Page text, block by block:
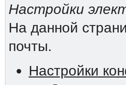
Настройки
На данной
почты.
Настройки